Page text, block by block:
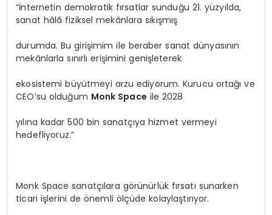
“İnternetin demokratik fırsatlar sunduğu 21. yüzyılda,
sanat hâlâ fiziksel mekânlara sıkışmış
durumda. Bu girişimim ile beraber sanat dünyasının
mekânlarla sınırlı erişimini genişleterek
ekosistemi büyütmeyi arzu ediyorum. Kurucu ortağı ve
CEO’su olduğum Monk Space ile 2028
yılına kadar 500 bin sanatçıya hizmet vermeyi
hedefliyoruz.”
Monk Space sanatçılara görünürlük fırsatı sunarken
ticari işlerini de önemli ölçüde kolaylaştırıyor.